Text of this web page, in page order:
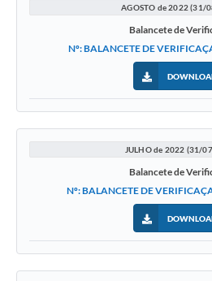
AGOSTO de 2022 (31/
Balancete de
Nº: BALANCETE DE
JULHO de 2022 (31/
Balancete de
Nº: BALANCETE DE